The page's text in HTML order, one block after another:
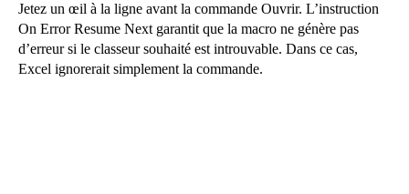
Jetez un œil à la ligne avant la commande Ouvrir. L’instruction
On Error Resume Next garantit que la macro ne génère pas
d’erreur si le classeur souhaité est introuvable. Dans ce cas,
Excel ignorerait simplement la commande.